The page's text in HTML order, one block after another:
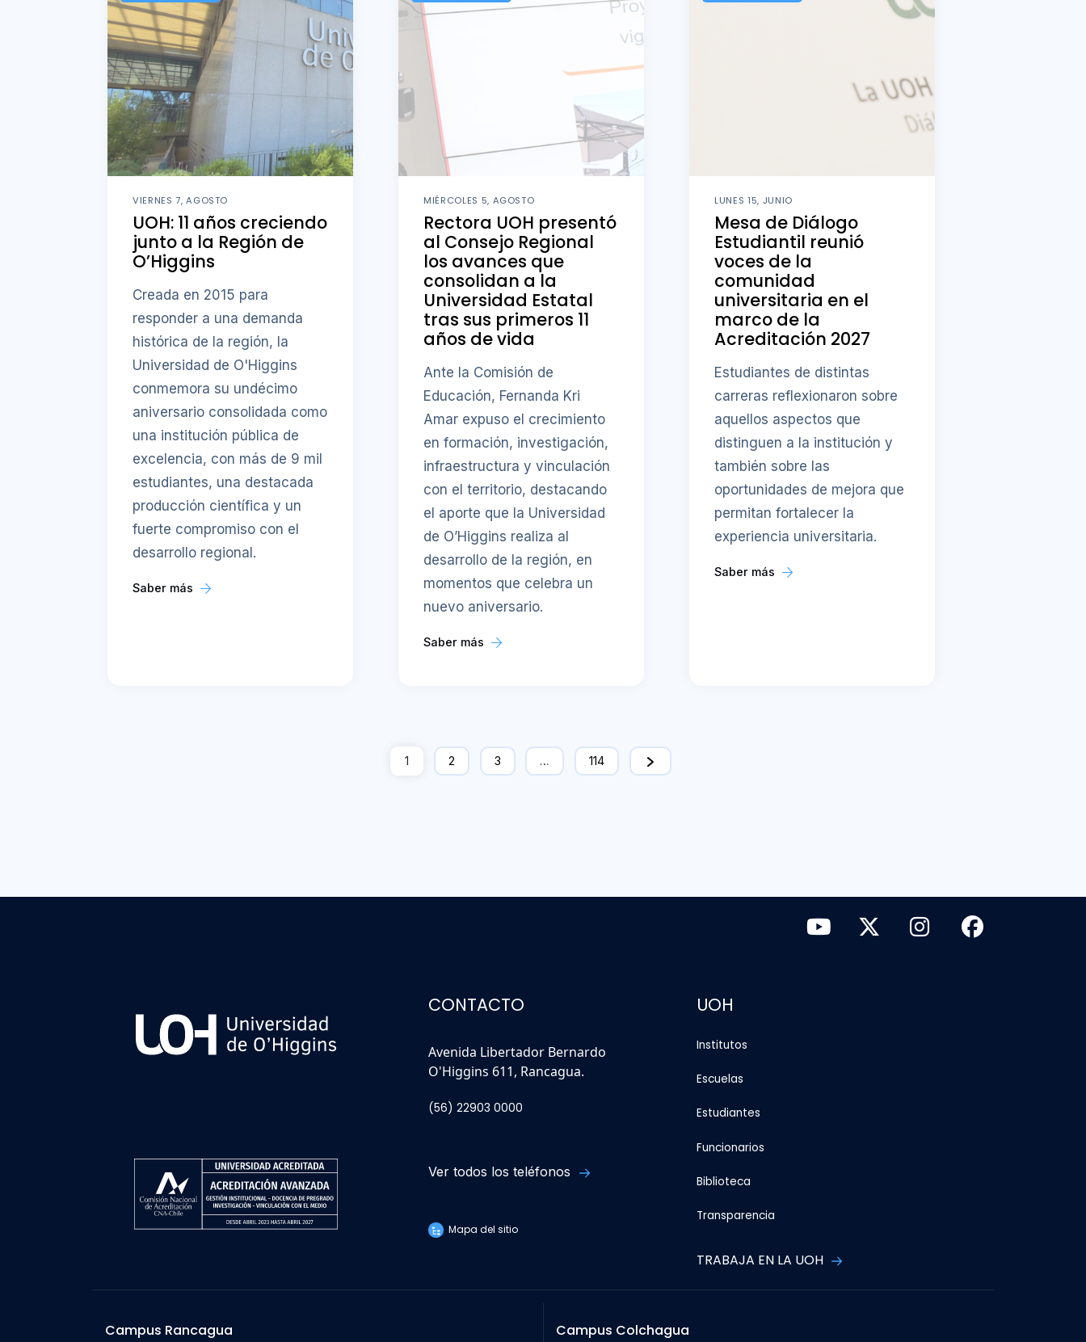
VIERNES 7, AGOSTO
UOH: 11 años creciendo
junto a la Región de
O’Higgins
Creada en 2015 para
responder a una demanda
histórica de la región, la
Universidad de O'Higgins
conmemora su undécimo
aniversario consolidada como
una institución pública de
excelencia, con más de 9 mil
estudiantes, una destacada
producción científica y un
fuerte compromiso con el
desarrollo regional.
Saber más
MIÉRCOLES 5, AGOSTO
Rectora UOH presentó
al Consejo Regional
los avances que
consolidan a la
Universidad Estatal
tras sus primeros 11
años de vida
Ante la Comisión de
Educación, Fernanda Kri
Amar expuso el crecimiento
en formación, investigación,
infraestructura y vinculación
con el territorio, destacando
el aporte que la Universidad
de O’Higgins realiza al
desarrollo de la región, en
momentos que celebra un
nuevo aniversario.
Saber más
LUNES 15, JUNIO
Mesa de Diálogo
Estudiantil reunió
voces de la
comunidad
universitaria en el
marco de la
Acreditación 2027
Estudiantes de distintas
carreras reflexionaron sobre
aquellos aspectos que
distinguen a la institución y
también sobre las
oportunidades de mejora que
permitan fortalecer la
experiencia universitaria.
Saber más
1 2 3 … 114
CONTACTO
Avenida Libertador Bernardo
O'Higgins 611, Rancagua.
(56) 22903 0000
Ver todos los teléfonos
Mapa del sitio
UOH
Institutos
Escuelas
Estudiantes
Funcionarios
Biblioteca
Transparencia
TRABAJA EN LA UOH
Campus Rancagua Campus Colchagua